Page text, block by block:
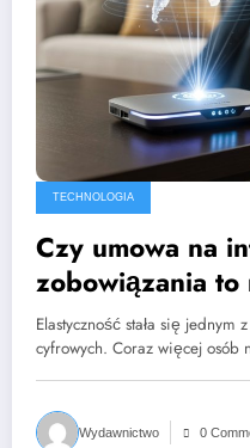
TECHNOLOGIA
Czy umowa na
zobowiązania to
bezpieczniejsze
Elastyczność stała się jednym
cyfrowych. Coraz więcej osób
Wydawnictwo 0